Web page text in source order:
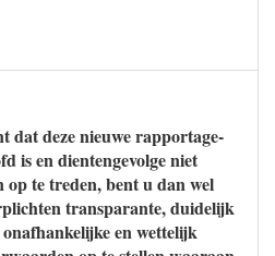
dat deze nieuwe rapportage-
is en dientengevolge niet
op te treden, bent u dan wel
transparante, duidelijk
en wettelijk